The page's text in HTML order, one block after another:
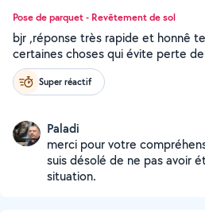
Pose de parquet - Revêtement de sol
bjr ,réponse très rapide et honnê
certaines choses qui évite perte
Super réactif
Paladi
merci pour votre
suis désolé de ne pas avoir
situation.